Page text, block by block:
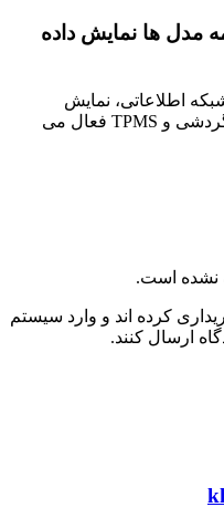
مدل ها نمایش داده
اطلاعاتی، نمایش
مواردی مانند کولر و بخاری، دوربین گردشی و TPMS فعال می
نشده است.
کرده اند و وارد سیستم
ارسال کنند.